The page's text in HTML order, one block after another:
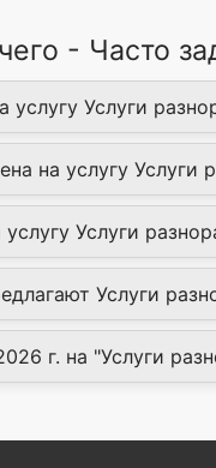
- Часто
Услуги
на услугу Услуги
Услуги
Услуги
г. на "Услуги